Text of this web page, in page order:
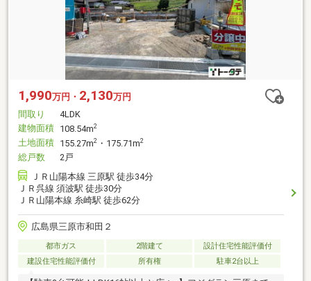
1,990万円・ 2,130万円
間取り
4LDK
建物面積 108.54m2
土地面積 155.27m2 ・175.71m2
総戸数
2戸
ＪＲ山陽本線 三原駅 徒歩34分
ＪＲ呉線 須波駅 徒歩30分
ＪＲ山陽本線 糸崎駅 徒歩62分
広島県三原市和田２
都市ガス 2階建て
設計住宅性能評価付
建設住宅性能評価付
所有権 駐車2台以上